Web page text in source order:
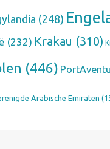
(248)
(232) Krakau (310)
(446)
Arabische Emiraten